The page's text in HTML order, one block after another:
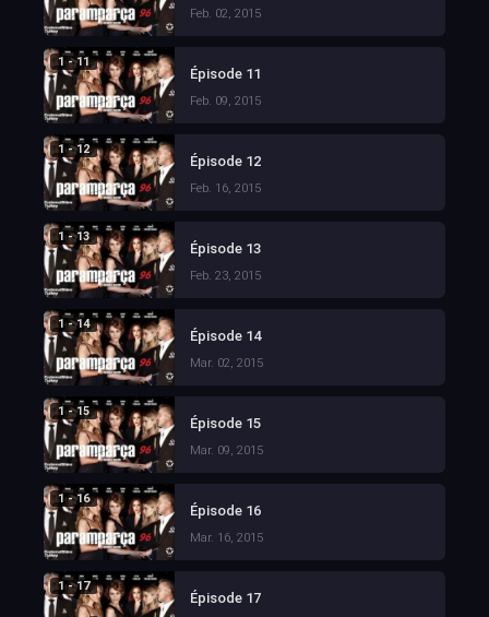
Feb. 02, 2015
1 - 11
Épisode 11
Feb. 09, 2015
1 - 12
Épisode 12
Feb. 16, 2015
1 - 13
Épisode 13
Feb. 23, 2015
1 - 14
Épisode 14
Mar. 02, 2015
1 - 15
Épisode 15
Mar. 09, 2015
1 - 16
Épisode 16
Mar. 16, 2015
1 - 17
Épisode 17